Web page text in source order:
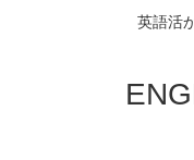
英語活